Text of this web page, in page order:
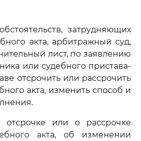
затрудняющих
акта, арбитражный суд,
лист, по заявлению
или судебного пристава-
отсрочить или рассрочить
акта, изменить способ и
отсрочке или о рассрочке
акта, об изменении